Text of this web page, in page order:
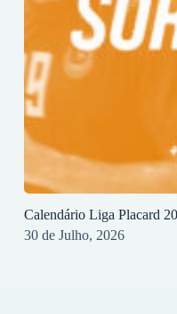
Calendário Liga Placard
30 de Julho, 2026